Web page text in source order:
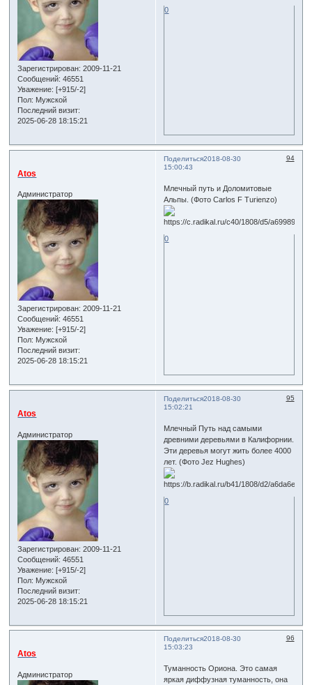
Зарегистрирован: 2009-11-21
Сообщений: 46551
Уважение: [+915/-2]
Пол: Мужской
Последний визит:
2025-06-28 18:15:21
0
Поделиться 94
2018-08-30
15:00:43
Atos
Администратор
Зарегистрирован: 2009-11-21
Сообщений: 46551
Уважение: [+915/-2]
Пол: Мужской
Последний визит:
2025-06-28 18:15:21
Млечный путь и Доломитовые
Альпы. (Фото Carlos F Turienzo)
0
Поделиться 95
2018-08-30
15:02:21
Atos
Администратор
Зарегистрирован: 2009-11-21
Сообщений: 46551
Уважение: [+915/-2]
Пол: Мужской
Последний визит:
2025-06-28 18:15:21
Млечный Путь над самыми
древними деревьями в Калифорнии.
Эти деревья могут жить более 4000
лет. (Фото Jez Hughes)
0
Поделиться 96
2018-08-30
15:03:23
Atos
Администратор
Туманность Ориона. Это самая
яркая диффузная туманность, она